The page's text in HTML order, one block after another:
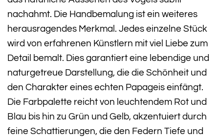
nachahmt. Die Handbemalung ist ein weiteres
herausragendes Merkmal. Jedes einzelne Stück
wird von erfahrenen Künstlern mit viel Liebe zum
Detail bemalt. Dies garantiert eine lebendige und
naturgetreue Darstellung, die die Schönheit und
den Charakter eines echten Papageis einfängt.
Die Farbpalette reicht von leuchtendem Rot und
Blau bis hin zu Grün und Gelb, akzentuiert durch
feine Schattierungen, die den Federn Tiefe und